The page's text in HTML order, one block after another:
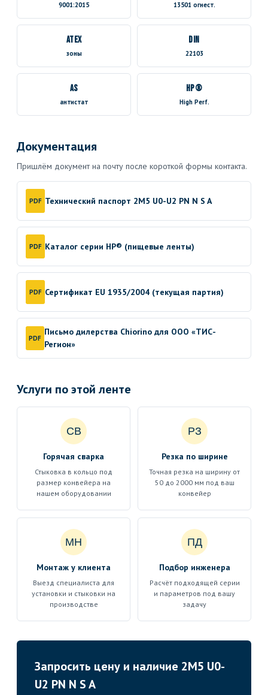
9001:2015 13501 огнест.
ATEX
зоны
DIN
22103
AS
антистат
HP®
High Perf.
Документация
Пришлём документ на почту после короткой формы контакта.
PDF Технический паспорт 2M5 U0-U2 PN N S A
PDF Каталог серии HP® (пищевые ленты)
PDF Сертификат EU 1935/2004 (текущая партия)
PDF
Письмо дилерства Chiorino для ООО «ТИС-
Регион»
Услуги по этой ленте
СВ
Горячая сварка
Стыковка в кольцо под
размер конвейера на
нашем оборудовании
РЗ
Резка по ширине
Точная резка на ширину от
50 до 2000 мм под ваш
конвейер
МН
Монтаж у клиента
Выезд специалиста для
установки и стыковки на
производстве
ПД
Подбор инженера
Расчёт подходящей серии
и параметров под вашу
задачу
Запросить цену и наличие 2M5 U0-
U2 PN N S A